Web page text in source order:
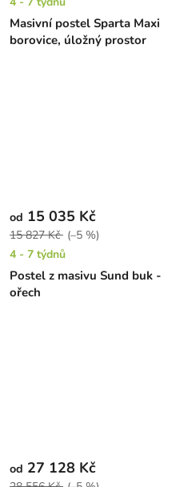
Masivní postel Sparta Maxi
borovice, úložný prostor
Postel z masivu Sund buk -
ořech
od 15 035 Kč
15 827 Kč (–5 %)
4 - 7 týdnů
od 27 128 Kč